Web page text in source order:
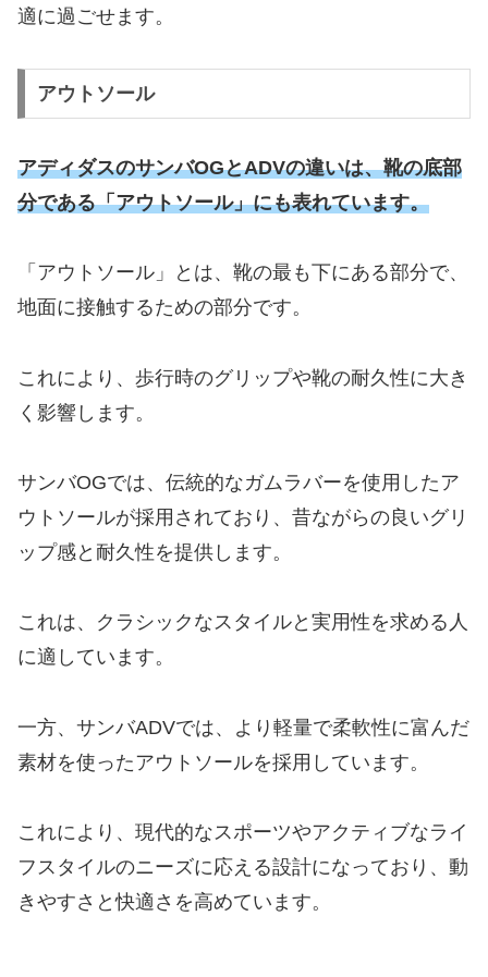
適に過ごせます。
アウトソール
アディダスのサンバOGとADVの違いは、靴の底部
分である「アウトソール」にも表れています。
「アウトソール」とは、靴の最も下にある部分で、
地面に接触するための部分です。
これにより、歩行時のグリップや靴の耐久性に大き
く影響します。
サンバOGでは、伝統的なガムラバーを使用したア
ウトソールが採用されており、昔ながらの良いグリ
ップ感と耐久性を提供します。
これは、クラシックなスタイルと実用性を求める人
に適しています。
一方、サンバADVでは、より軽量で柔軟性に富んだ
素材を使ったアウトソールを採用しています。
これにより、現代的なスポーツやアクティブなライ
フスタイルのニーズに応える設計になっており、動
きやすさと快適さを高めています。